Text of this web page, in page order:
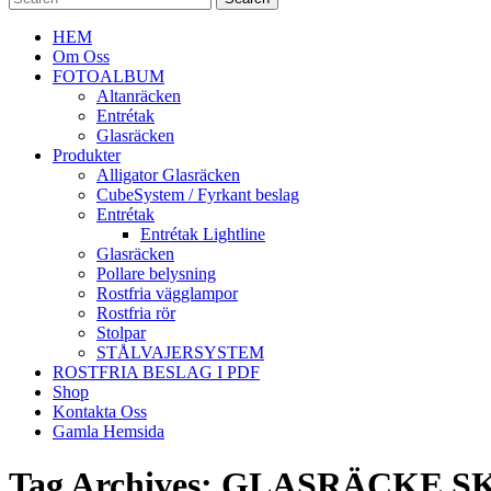
HEM
Om Oss
FOTOALBUM
Altanräcken
Entrétak
Glasräcken
Produkter
Alligator Glasräcken
CubeSystem / Fyrkant beslag
Entrétak
Entrétak Lightline
Glasräcken
Pollare belysning
Rostfria vägglampor
Rostfria rör
Stolpar
STÅLVAJERSYSTEM
ROSTFRIA BESLAG I PDF
Shop
Kontakta Oss
Gamla Hemsida